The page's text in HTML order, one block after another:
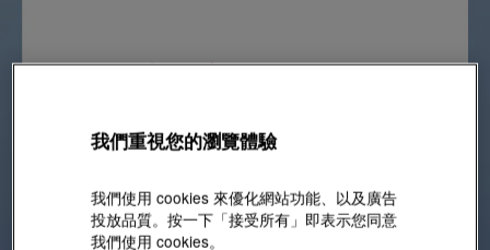
我們重視您的瀏覽體驗
我們使用 cookies 來優化網站功能、以及廣告
投放品質。按一下「接受所有」即表示您同意
我們使用 cookies。